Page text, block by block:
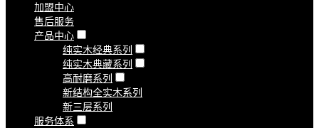
加盟中心
售后服务
产品中心
纯实木经典系列
纯实木典藏系列
高耐磨系列
新结构全实木系列
新三层系列
服务体系